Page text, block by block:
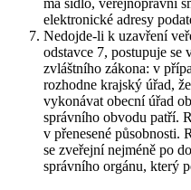
má sídlo, veřejnoprávní
elektronické adresy
Nedojde-li k uzavření
odstavce 7, postupuje se
zvláštního zákona: v
rozhodne krajský úřad,
vykonávat obecní úřad
správního obvodu patří.
v přenesené působnosti.
se zveřejní nejméně po
správního orgánu, který